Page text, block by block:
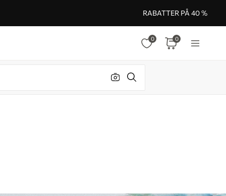
RABATTER PÅ 40 %
0 0